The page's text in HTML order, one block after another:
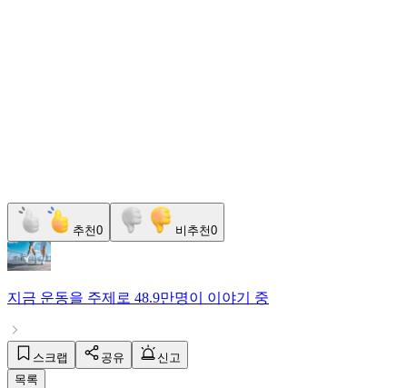
추천0 비추천0
지금 운동을 주제로 48.9만명이 이야기 중
스크랩 공유
신고
목록